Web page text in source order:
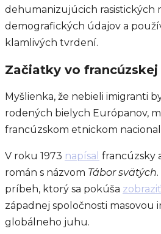
dehumanizujúcich rasistických
demografických údajov a
klamlivých tvrdení.
Začiatky vo francúzskej
Myšlienka, že nebieli imigranti
rodených bielych Európanov,
francúzskom etnickom
V roku 1973 napísal francúzsky
román s názvom Tábor svätých
príbeh, ktorý sa pokúša zobraziť
západnej spoločnosti masovou
globálneho juhu.